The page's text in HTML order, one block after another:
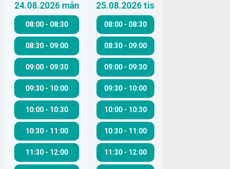
24.08.2026 mån
08:00 - 08:30
08:30 - 09:00
09:00 - 09:30
09:30 - 10:00
10:00 - 10:30
10:30 - 11:00
11:30 - 12:00
25.08.2026 tis
08:00- 08:30
08:30- 09:00
09:00- 09:30
09:30- 10:00
10:00- 10:30
10:30- 11:00
11:30- 12:00